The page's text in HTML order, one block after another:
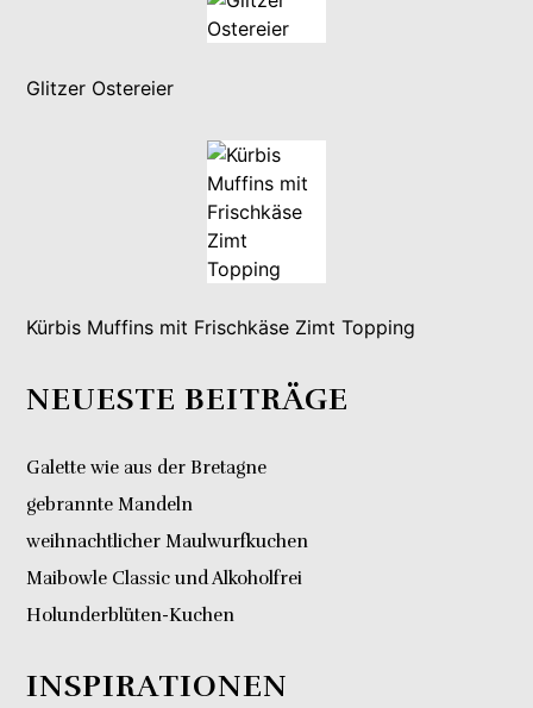
Glitzer Ostereier
Kürbis Muffins mit Frischkäse Zimt Topping
NEUESTE BEITRÄGE
Galette wie aus der Bretagne
gebrannte Mandeln
weihnachtlicher Maulwurfkuchen
Maibowle Classic und Alkoholfrei
Holunderblüten-Kuchen
INSPIRATIONEN